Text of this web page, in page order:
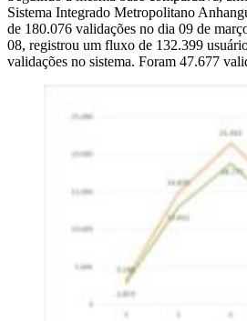
Sistema Integrado Metropolitano
de 180.076 validações no dia 09 de
08, registrou um fluxo de 132.399
validações no sistema. Foram 47.677